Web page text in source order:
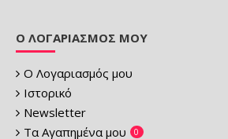
Ο ΛΟΓΑΡΙΑΣΜΌΣ ΜΟΥ
Ο Λογαριασμός μου
Ιστορικό
Newsletter
Τα Αγαπημένα μου
0